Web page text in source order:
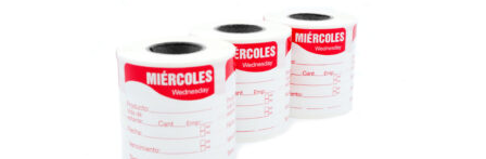
ADD TO CART